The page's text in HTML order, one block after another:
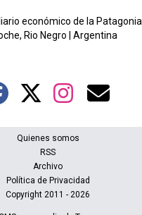
económico de la Patagonia
Rio Negro | Argentina
Quienes somos
RSS
Archivo
Política de Privacidad
Copyright 2011 - 2026